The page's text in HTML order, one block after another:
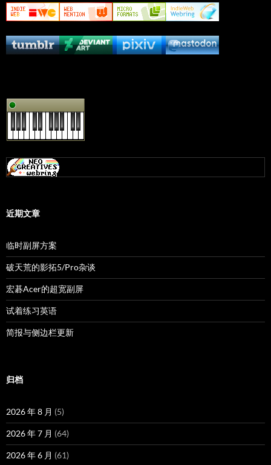
近期文章
临时副屏方案
破天荒的影拓5/Pro杂谈
宏碁Acer的超宽副屏
试着练习英语
简报与侧边栏更新
归档
2026 年 8 月 (5)
2026 年 7 月 (64)
2026 年 6 月 (61)